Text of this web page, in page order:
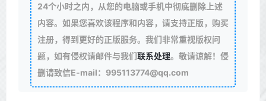
24个小时之内，从您的电脑或手机中彻底删除上述
内容。如果您喜欢该程序和内容，请支持正版，购买
注册，得到更好的正版服务。我们非常重视版权问
题，如有侵权请邮件与我们联系处理。敬请谅解！侵
删请致信E-mail：995113774@qq.com